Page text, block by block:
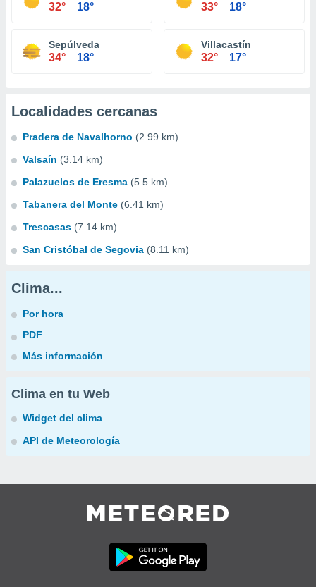
32° 18° 33° 18°
Sepúlveda
34° 18°
Villacastín
32° 17°
Localidades cercanas
Pradera de Navalhorno (2.99 km)
Valsaín (3.14 km)
Palazuelos de Eresma (5.5 km)
Tabanera del Monte (6.41 km)
Trescasas (7.14 km)
San Cristóbal de Segovia (8.11 km)
Clima...
Por hora
PDF
Más información
Clima en tu Web
Widget del clima
API de Meteorología